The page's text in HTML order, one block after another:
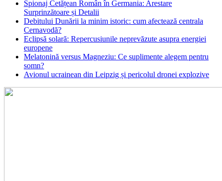
Spionaj Cetățean Român în Germania: Arestare
Surprinzătoare și Detalii
Debitului Dunării la minim istoric: cum afectează centrala
Cernavodă?
Eclipsă solară: Repercusiunile neprevăzute asupra energiei
europene
Melatonină versus Magneziu: Ce suplimente alegem pentru
somn?
Avionul ucrainean din Leipzig și pericolul dronei explozive